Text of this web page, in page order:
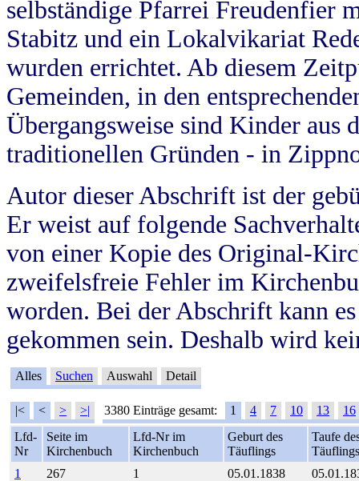
selbständige Pfarrei Freudenfier
Stabitz und ein Lokalvikariat
wurden errichtet. Ab diesem
Gemeinden, in den
Übergangsweise sind Kinder aus
traditionellen Gründen - in
Autor dieser Abschrift ist der
Er weist auf folgende
von einer Kopie des Original-
zweifelsfreie Fehler im
worden. Bei der Abschrift kann
gekommen sein. Deshalb wird
Alles Suchen Auswahl Detail
|< < > >| 3380 Einträge gesamt: 1 4 7 10 13
16
Lfd-
Nr
Seite im
Kirchenbuch
Lfd-Nr im
Kirchenbuch
Geburt des
Täuflings
Taufe
Täuflings
1
267 1 05.01.1838